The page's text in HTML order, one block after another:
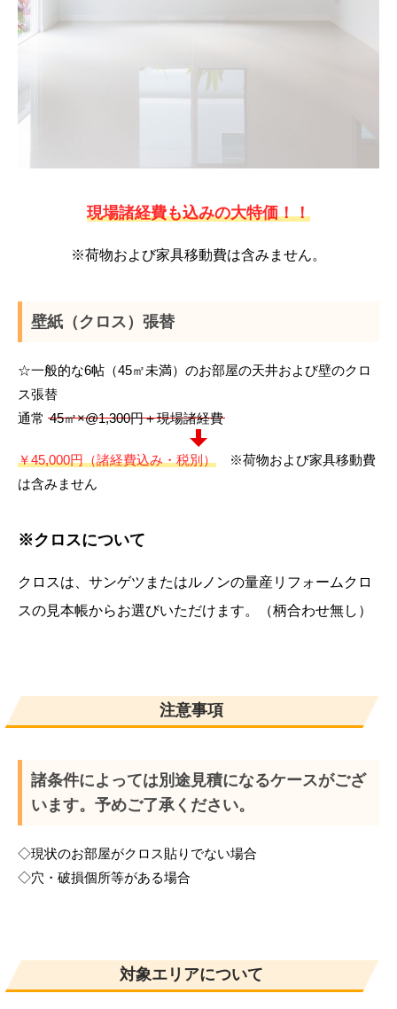
現場諸経費も込みの大特価！！
※荷物および家具移動費は含みません。
壁紙（クロス）張替
☆一般的な6帖（45㎡未満）のお部屋の天井および壁のクロ
ス張替
通常 45㎡×@1,300円＋現場諸経費
￥45,000円（諸経費込み・税別） ※荷物および家具移動費
は含みません
※クロスについて
クロスは、サンゲツまたはルノンの量産リフォームクロ
スの見本帳からお選びいただけます。（柄合わせ無し）
注意事項
諸条件によっては別途見積になるケースがござ
います。予めご了承ください。
◇現状のお部屋がクロス貼りでない場合
◇穴・破損個所等がある場合
対象エリアについて